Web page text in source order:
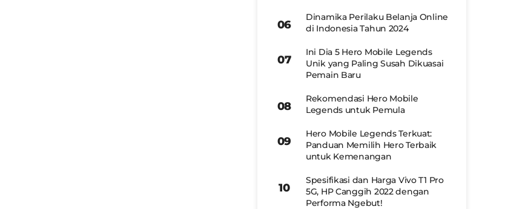
Dinamika Perilaku Belanja Online
di Indonesia Tahun 2024
Ini Dia 5 Hero Mobile Legends
Unik yang Paling Susah Dikuasai
Pemain Baru
Rekomendasi Hero Mobile
Legends untuk Pemula
Hero Mobile Legends Terkuat:
Panduan Memilih Hero Terbaik
untuk Kemenangan
Spesifikasi dan Harga Vivo T1 Pro
5G, HP Canggih 2022 dengan
Performa Ngebut!